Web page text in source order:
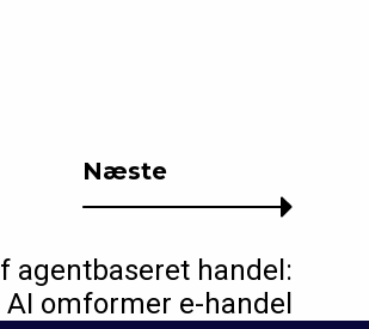
Næste
agentbaseret handel:
omformer e-handel